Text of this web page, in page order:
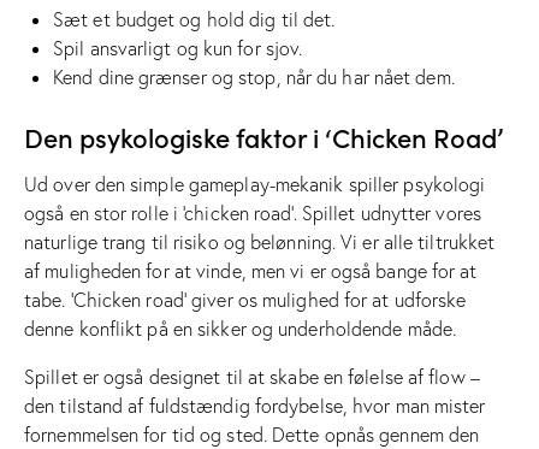
Sæt et budget og hold dig til det.
Spil ansvarligt og kun for sjov.
Kend dine grænser og stop, når du har nået dem.
Den psykologiske faktor i ‘Chicken Road’
Ud over den simple gameplay-mekanik spiller psykologi
også en stor rolle i ‘chicken road’. Spillet udnytter vores
naturlige trang til risiko og belønning. Vi er alle tiltrukket
af muligheden for at vinde, men vi er også bange for at
tabe. ‘Chicken road’ giver os mulighed for at udforske
denne konflikt på en sikker og underholdende måde.
Spillet er også designet til at skabe en følelse af flow –
den tilstand af fuldstændig fordybelse, hvor man mister
fornemmelsen for tid og sted. Dette opnås gennem den